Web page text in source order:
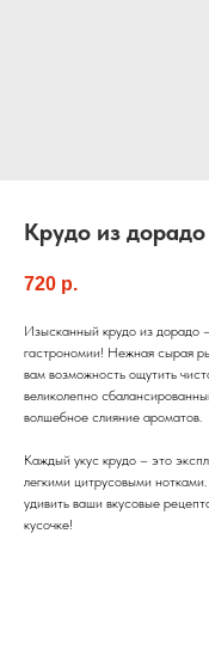
Крудо из
720 р.
Изысканный крудо из дорадо
гастрономии! Нежная сырая
вам возможность ощутить
великолепно
волшебное слияние ароматов.
Каждый укус крудо – это
легкими цитрусовыми
удивить ваши вкусовые
кусочке!